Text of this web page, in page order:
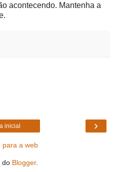
acontecendo. Mantenha a
›
inicial
para a web
do Blogger.